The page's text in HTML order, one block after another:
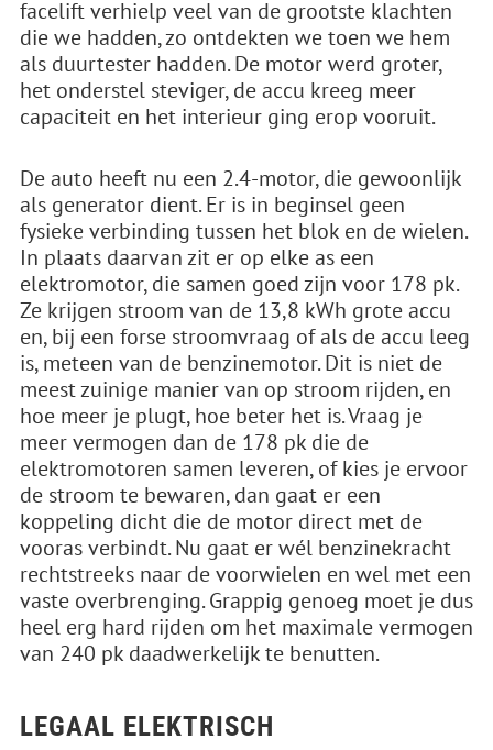
facelift verhielp veel van de grootste klachten
die we hadden, zo ontdekten we toen we hem
als duurtester hadden. De motor werd groter,
het onderstel steviger, de accu kreeg meer
capaciteit en het interieur ging erop vooruit.
De auto heeft nu een 2.4-motor, die gewoonlijk
als generator dient. Er is in beginsel geen
fysieke verbinding tussen het blok en de wielen.
In plaats daarvan zit er op elke as een
elektromotor, die samen goed zijn voor 178 pk.
Ze krijgen stroom van de 13,8 kWh grote accu
en, bij een forse stroomvraag of als de accu leeg
is, meteen van de benzinemotor. Dit is niet de
meest zuinige manier van op stroom rijden, en
hoe meer je plugt, hoe beter het is. Vraag je
meer vermogen dan de 178 pk die de
elektromotoren samen leveren, of kies je ervoor
de stroom te bewaren, dan gaat er een
koppeling dicht die de motor direct met de
vooras verbindt. Nu gaat er wél benzinekracht
rechtstreeks naar de voorwielen en wel met een
vaste overbrenging. Grappig genoeg moet je dus
heel erg hard rijden om het maximale vermogen
van 240 pk daadwerkelijk te benutten.
LEGAAL ELEKTRISCH